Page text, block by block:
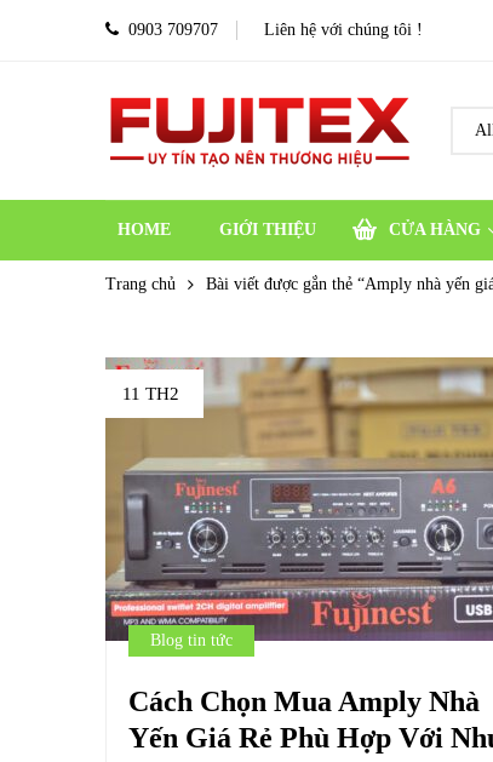
0903 709707 Liên hệ với chúng tôi !
HOME GIỚI THIỆU CỬA HÀNG
Trang chủ Bài viết được gắn thẻ “Amply nhà yến
11 TH2
Blog tin tức
Cách Chọn Mua Amply Nhà
Yến Giá Rẻ Phù Hợp Với